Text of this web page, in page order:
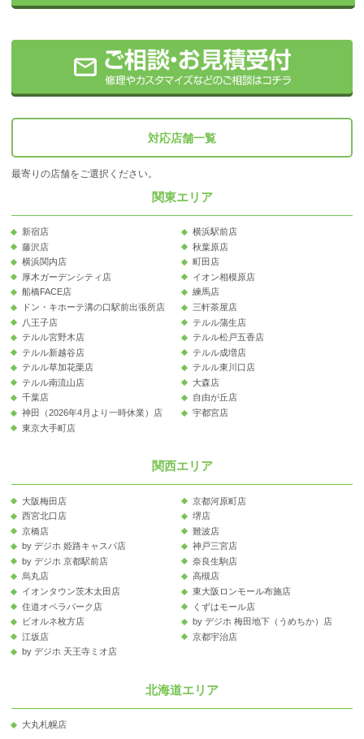
対応店舗一覧
最寄りの店舗をご選択ください。
関東エリア
新宿店
横浜駅前店
藤沢店
秋葉原店
横浜関内店
町田店
厚木ガーデンシティ店
イオン相模原店
船橋FACE店
練馬店
ドン・キホーテ溝の口駅前出張所店
三軒茶屋店
八王子店
テルル蒲生店
テルル宮野木店
テルル松戸五香店
テルル新越谷店
テルル成増店
テルル草加花栗店
テルル東川口店
テルル南流山店
大森店
千葉店
自由が丘店
神田（2026年4月より一時休業）店
宇都宮店
東京大手町店
関西エリア
大阪梅田店
京都河原町店
西宮北口店
堺店
京橋店
難波店
by デジホ 姫路キャスパ店
神戸三宮店
by デジホ 京都駅前店
奈良生駒店
烏丸店
高槻店
イオンタウン茨木太田店
東大阪ロンモール布施店
住道オペラパーク店
くずはモール店
ビオルネ枚方店
by デジホ 梅田地下（うめちか）店
江坂店
京都宇治店
by デジホ 天王寺ミオ店
北海道エリア
大丸札幌店